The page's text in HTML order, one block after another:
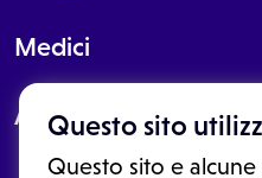
Questo sito
Questo sito e
Medici
About